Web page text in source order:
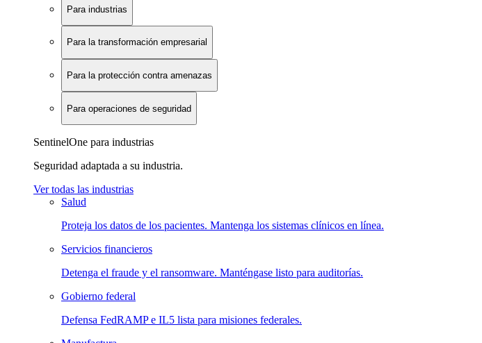
Para industrias
Para la transformación empresarial
Para la protección contra amenazas
Para operaciones de seguridad
SentinelOne para industrias
Seguridad adaptada a su industria.
Ver todas las industrias
Salud
Proteja los datos de los pacientes. Mantenga los sistemas clínicos en línea.
Servicios financieros
Detenga el fraude y el ransomware. Manténgase listo para auditorías.
Gobierno federal
Defensa FedRAMP e IL5 lista para misiones federales.